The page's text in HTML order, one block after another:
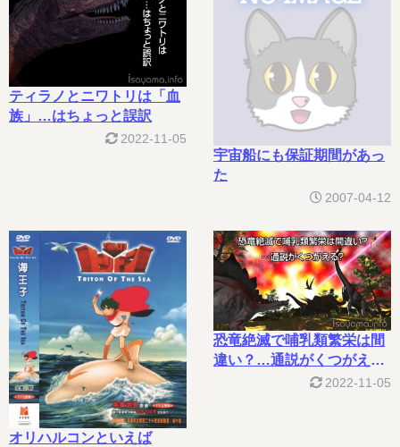
ティラノとニワトリは「血
族」…はちょっと誤訳
2022-11-05
宇宙船にも保証期間があっ
た
2007-04-12
オリハルコンといえば
恐竜絶滅で哺乳類繁栄は間
違い？…通説がくつがえ
2022-11-05